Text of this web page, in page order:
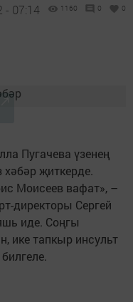
- 07:14 1160 0 0
Пугачева үзенең
хәбәр җиткерде.
Моисеев вафат», –
директоры Сергей
иде. Соңгы
ике тапкыр инсульт